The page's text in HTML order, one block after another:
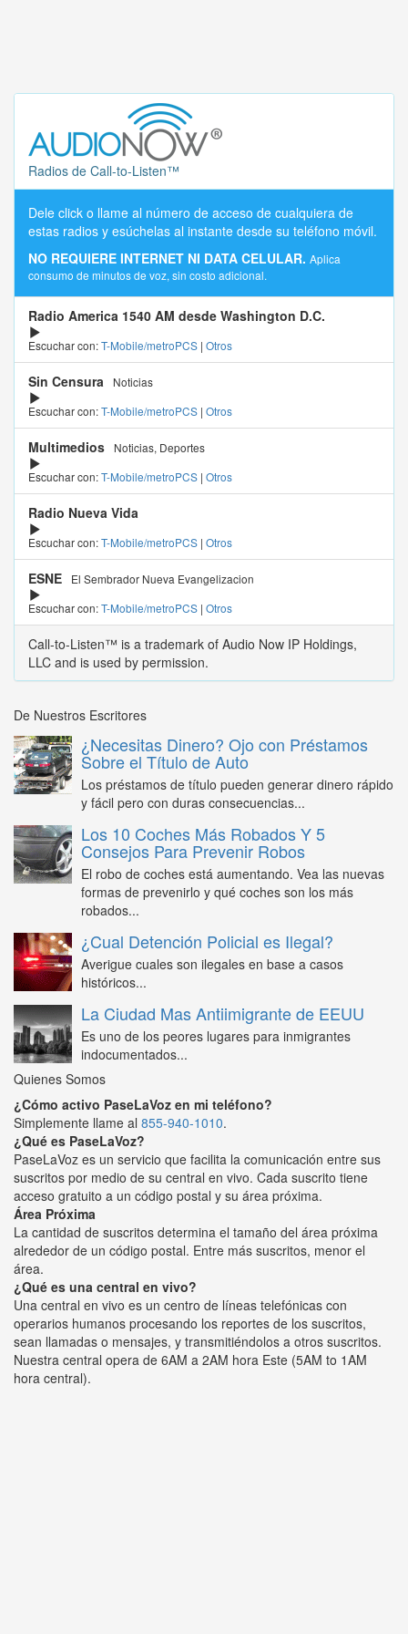
Radios de Call-to-Listen™
Dele click o llame al número de acceso de cualquiera de
estas radios y esúchelas al instante desde su teléfono móvil.
NO REQUIERE INTERNET NI DATA CELULAR. Aplica
consumo de minutos de voz, sin costo adicional.
Radio America 1540 AM desde Washington D.C.
Escuchar con:T-Mobile/metroPCS | Otros
Sin Censura
Noticias
Escuchar con:T-Mobile/metroPCS | Otros
Multimedios
Noticias, Deportes
Escuchar con:T-Mobile/metroPCS | Otros
Radio Nueva Vida
Escuchar con:T-Mobile/metroPCS | Otros
ESNE
El Sembrador Nueva Evangelizacion
Escuchar con:T-Mobile/metroPCS | Otros
Call-to-Listen™ is a trademark of Audio Now IP Holdings,
LLC and is used by permission.
De Nuestros Escritores
¿Necesitas Dinero? Ojo con Préstamos
Sobre el Título de Auto
Los préstamos de título pueden generar dinero rápido
y fácil pero con duras consecuencias...
Los 10 Coches Más Robados Y 5
Consejos Para Prevenir Robos
El robo de coches está aumentando. Vea las nuevas
formas de prevenirlo y qué coches son los más
robados...
¿Cual Detención Policial es Ilegal?
Averigue cuales son ilegales en base a casos
históricos...
La Ciudad Mas Antiimigrante de EEUU
Es uno de los peores lugares para inmigrantes
indocumentados...
Quienes Somos
¿Cómo activo PaseLaVoz en mi teléfono?
Simplemente llame al 855-940-1010.
¿Qué es PaseLaVoz?
PaseLaVoz es un servicio que facilita la comunicación entre sus
suscritos por medio de su central en vivo. Cada suscrito tiene
acceso gratuito a un código postal y su área próxima.
Área Próxima
La cantidad de suscritos determina el tamaño del área próxima
alrededor de un código postal. Entre más suscritos, menor el
área.
¿Qué es una central en vivo?
Una central en vivo es un centro de líneas telefónicas con
operarios humanos procesando los reportes de los suscritos,
sean llamadas o mensajes, y transmitiéndolos a otros suscritos.
Nuestra central opera de 6AM a 2AM hora Este (5AM to 1AM
hora central).